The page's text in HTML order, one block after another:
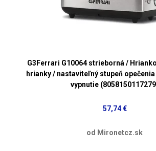
G3Ferrari G10064 strieborná /
hrianky / nastaviteľný stupeň
vypnutie
57,74 €
od Mironetcz.sk